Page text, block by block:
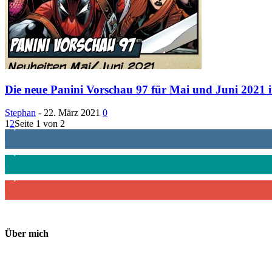
Die neue Panini Vorschau 97 für Mai und Juni 2021
Stephan - 22. März 2021 0
1 2Seite 1 von 2
1,887 Follower
Über mich